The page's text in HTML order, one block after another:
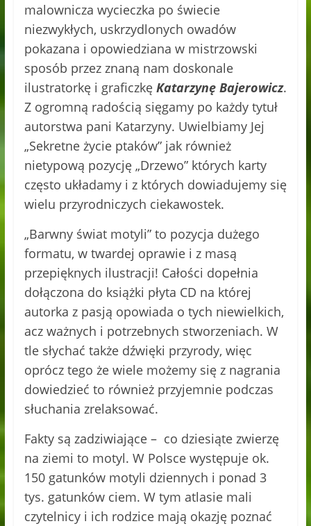
malownicza wycieczka po świecie
niezwykłych, uskrzydlonych owadów
pokazana i opowiedziana w mistrzowski
sposób przez znaną nam doskonale
ilustratorkę i graficzkę Katarzynę Bajerowicz.
Z ogromną radością sięgamy po każdy tytuł
autorstwa pani Katarzyny. Uwielbiamy Jej
„Sekretne życie ptaków” jak również
nietypową pozycję „Drzewo” których karty
często układamy i z których dowiadujemy się
wielu przyrodniczych ciekawostek.
„Barwny świat motyli” to pozycja dużego
formatu, w twardej oprawie i z masą
przepięknych ilustracji! Całości dopełnia
dołączona do książki płyta CD na której
autorka z pasją opowiada o tych niewielkich,
acz ważnych i potrzebnych stworzeniach. W
tle słychać także dźwięki przyrody, więc
oprócz tego że wiele możemy się z nagrania
dowiedzieć to również przyjemnie podczas
słuchania zrelaksować.
Fakty są zadziwiające – co dziesiąte zwierzę
na ziemi to motyl. W Polsce występuje ok.
150 gatunków motyli dziennych i ponad 3
tys. gatunków ciem. W tym atlasie mali
czytelnicy i ich rodzice mają okazję poznać